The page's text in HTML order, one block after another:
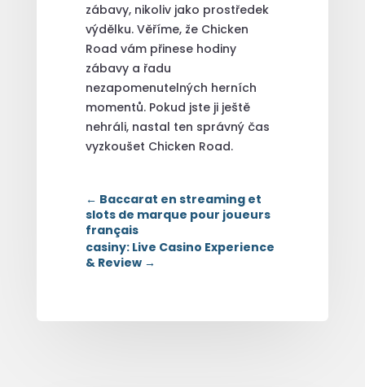
zábavy, nikoliv jako prostředek
výdělku. Věříme, že Chicken
Road vám přinese hodiny
zábavy a řadu
nezapomenutelných herních
momentů. Pokud jste ji ještě
nehráli, nastal ten správný čas
vyzkoušet Chicken Road.
← Baccarat en streaming et
slots de marque pour joueurs
français
casiny: Live Casino Experience
& Review→